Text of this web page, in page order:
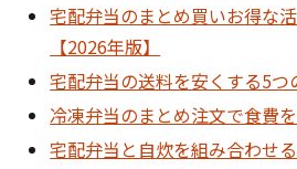
宅配弁当のまとめ買いお得な
【2026年版】
宅配弁当の送料を安くする5つ
冷凍弁当のまとめ注文で食費
宅配弁当と自炊を組み合わせ